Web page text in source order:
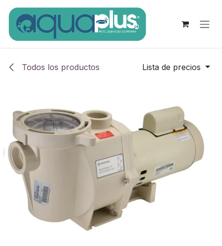
Ir al contenido
Todos los productos Lista de precios